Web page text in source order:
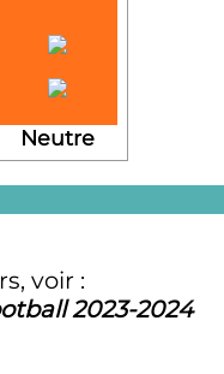
Neutre
voir :
2023-2024